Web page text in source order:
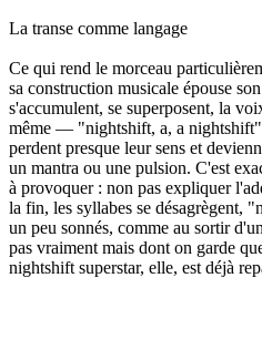
La transe comme langage
Ce qui rend le morceau
sa construction musicale épouse
s'accumulent, se superposent, la
même — "nightshift, a, a
perdent presque leur sens et
un mantra ou une pulsion. C'est
à provoquer : non pas expliquer
la fin, les syllabes se désagrègent,
un peu sonnés, comme au sortir
pas vraiment mais dont on garde
nightshift superstar, elle, est déjà